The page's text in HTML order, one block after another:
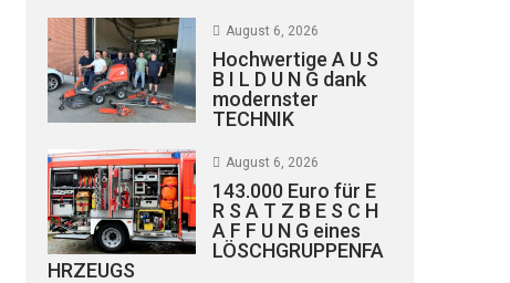
August 6, 2026
Hochwertige A U S
B I L D U N G dank
modernster
TECHNIK
August 6, 2026
143.000 Euro für E
R S A T Z B E S C H
A F F U N G eines
LÖSCHGRUPPENFA
HRZEUGS